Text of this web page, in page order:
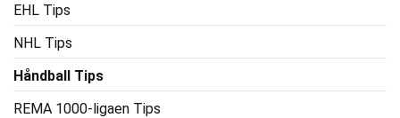
EHL Tips
NHL Tips
Håndball Tips
REMA 1000-ligaen Tips